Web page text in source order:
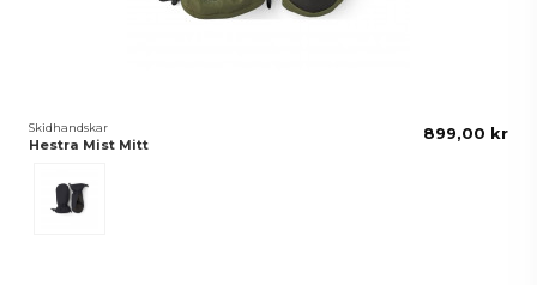
Skidhandskar
Hestra Mist Mitt
899,00 kr